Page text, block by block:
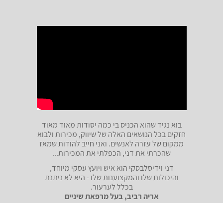
בוא נגיד שהוא הכניס בי כמה יסודות מאוד מאוד
חזקים בכל הנושאים האלה של שיווק, מכירות ולבוא
ממקום של עזרה לאנשים. ואני חייב להודות שמאז
שהכרתי את דני, הכפלתי את המכירות...
דני וידיסלבסקי הוא איש ויועץ עסקי מיוחד,
והיכולות שלו והמקצוענות שלו - היא לא ניתנת
בכלל לערעור.
אריה רביב, בעל מרפאת שיניים